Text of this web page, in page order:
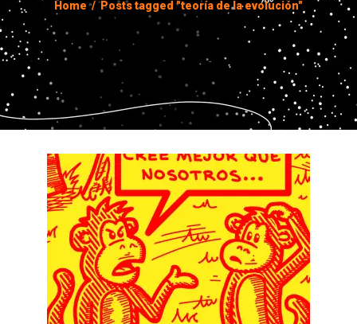
Home / Posts tagged "teoría de la evolución"